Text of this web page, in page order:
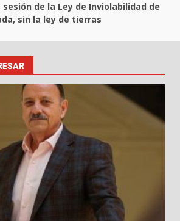
sesión de la Ley de Inviolabilidad de
sin la ley de tierras